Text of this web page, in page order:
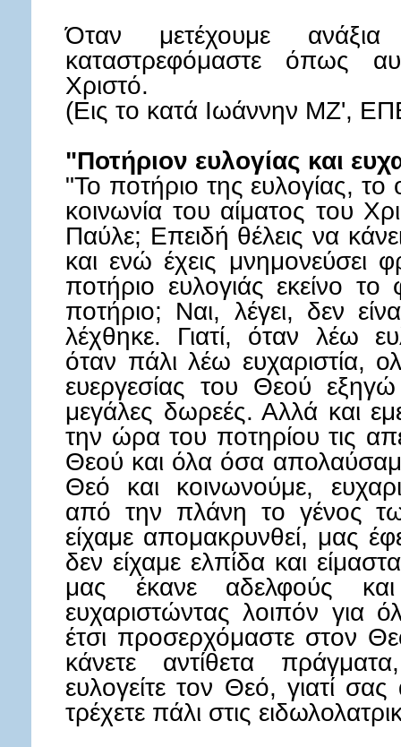
Όταν μετέχουμε
καταστρεφόμαστε όπως
Χριστό.
(Εις το κατά Ιωάννην ΜΖ',
"Ποτήριον ευλογίας και
"Το ποτήριο της ευλογίας, το
κοινωνία του αίματος του
Παύλε; Επειδή θέλεις να
και ενώ έχεις μνημονεύσει
ποτήριο ευλογιάς εκείνο
ποτήριο; Ναι, λέγει, δεν
λέχθηκε. Γιατί, όταν λέω
όταν πάλι λέω ευχαριστία,
ευεργεσίας του Θεού εξηγώ
μεγάλες δωρεές. Αλλά και
την ώρα του ποτηρίου τις
Θεού και όλα όσα
Θεό και κοινωνούμε,
από την πλάνη το γένος
είχαμε απομακρυνθεί, μας
δεν είχαμε ελπίδα και
μας έκανε αδελφούς
ευχαριστώντας λοιπόν για
έτσι προσερχόμαστε στον
κάνετε αντίθετα
ευλογείτε τον Θεό, γιατί
τρέχετε πάλι στις